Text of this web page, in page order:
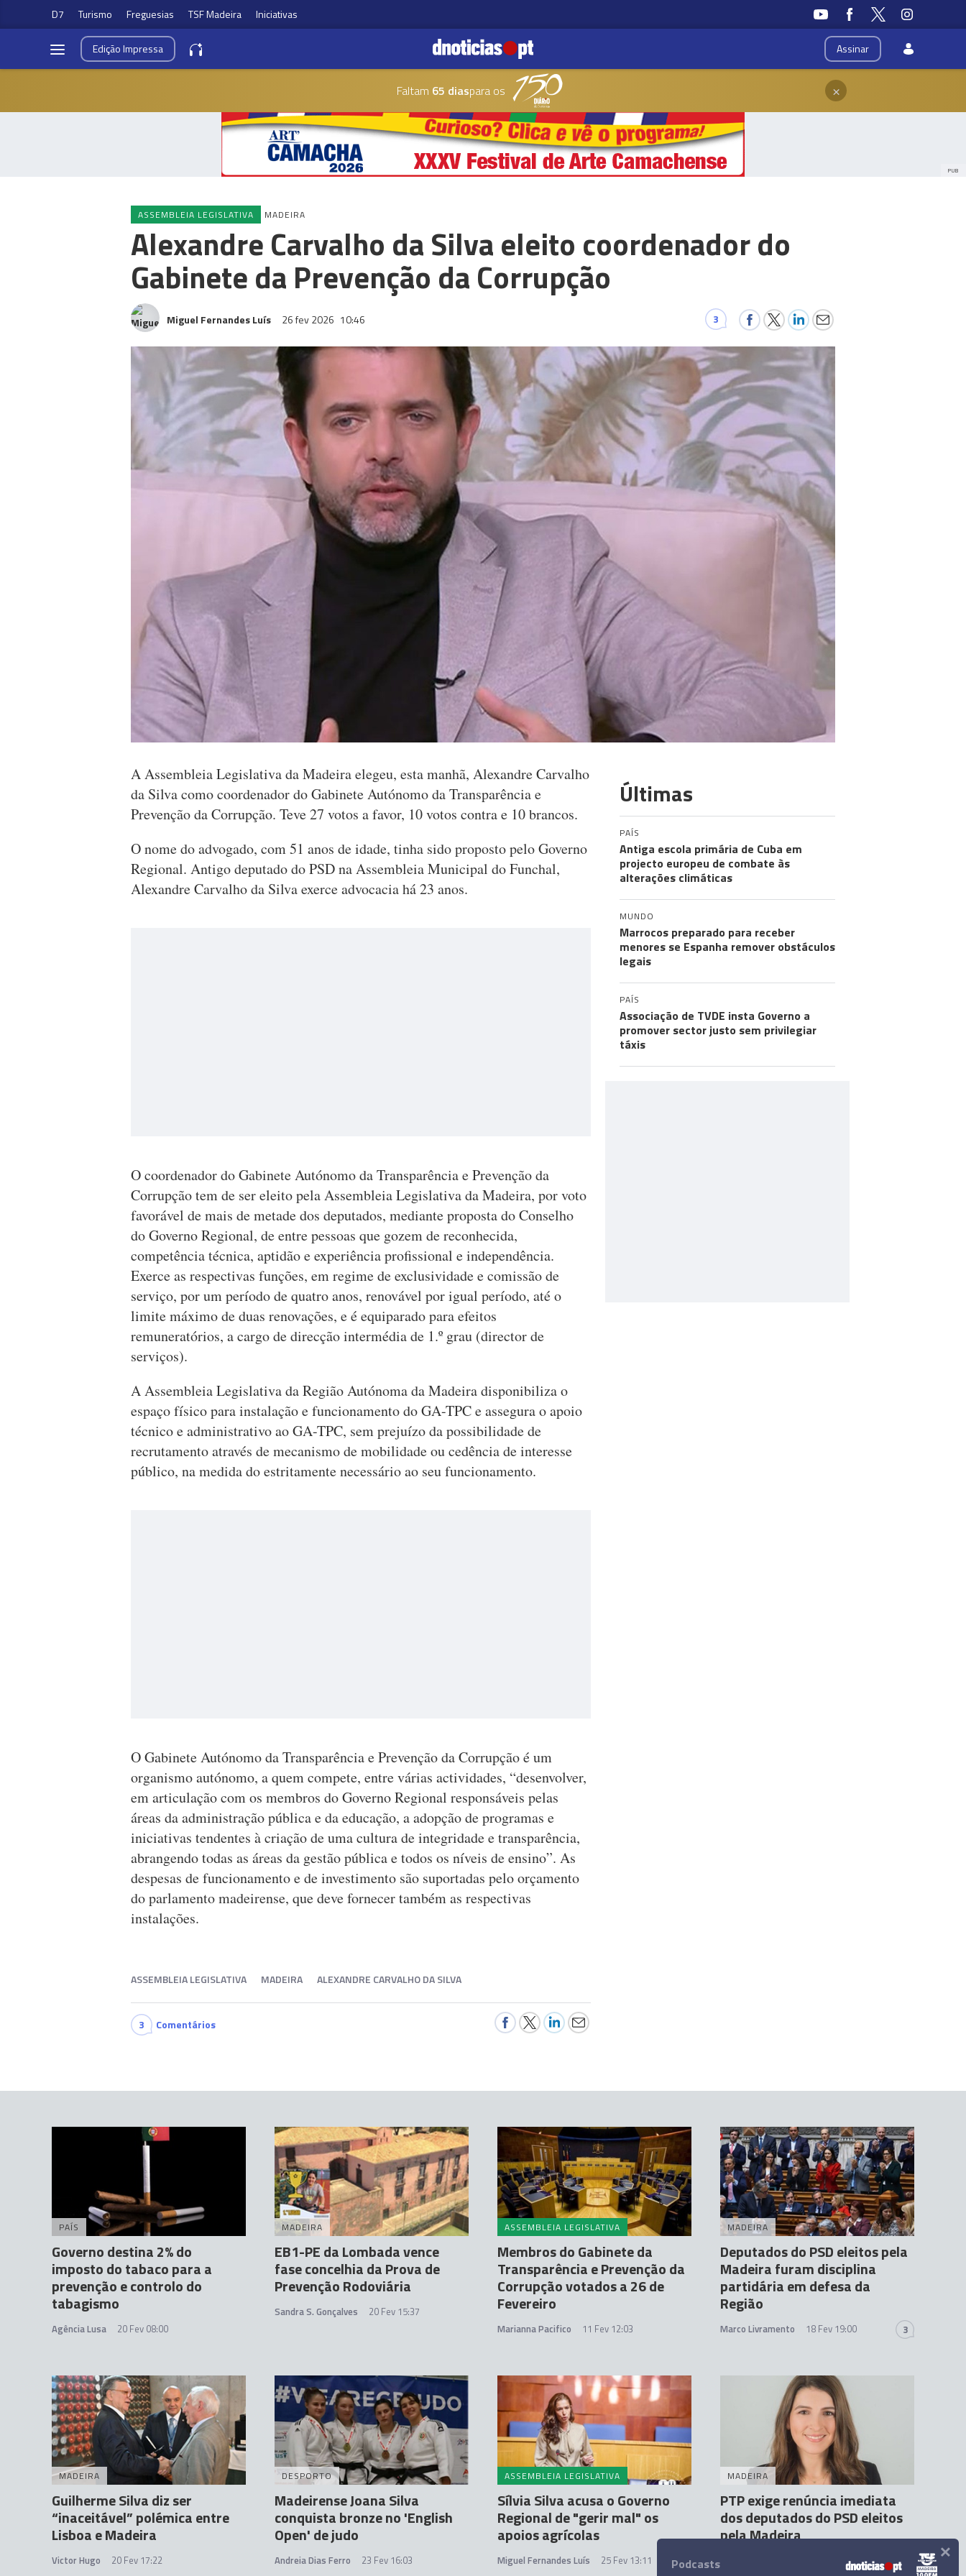
D7 Turismo Freguesias TSF Madeira Iniciativas
Assinar
EdiçãoImpressa
Faltam 65 diaspara os ×
PUB
ASSEMBLEIA LEGISLATIVA MADEIRA
Alexandre Carvalho da Silva eleito coordenador do
Gabinete da Prevenção da Corrupção
Miguel Fernandes Luís 26 fev 2026 10:46 3
A Assembleia Legislativa da Madeira elegeu, esta manhã, Alexandre Carvalho
da Silva como coordenador do Gabinete Autónomo da Transparência e
Prevenção da Corrupção. Teve 27 votos a favor, 10 votos contra e 10 brancos.
O nome do advogado, com 51 anos de idade, tinha sido proposto pelo Governo
Regional. Antigo deputado do PSD na Assembleia Municipal do Funchal,
Alexandre Carvalho da Silva exerce advocacia há 23 anos.
O coordenador do Gabinete Autónomo da Transparência e Prevenção da
Corrupção tem de ser eleito pela Assembleia Legislativa da Madeira, por voto
favorável de mais de metade dos deputados, mediante proposta do Conselho
do Governo Regional, de entre pessoas que gozem de reconhecida,
competência técnica, aptidão e experiência profissional e independência.
Exerce as respectivas funções, em regime de exclusividade e comissão de
serviço, por um período de quatro anos, renovável por igual período, até o
limite máximo de duas renovações, e é equiparado para efeitos
remuneratórios, a cargo de direcção intermédia de 1.º grau (director de
serviços).
A Assembleia Legislativa da Região Autónoma da Madeira disponibiliza o
espaço físico para instalação e funcionamento do GA-TPC e assegura o apoio
técnico e administrativo ao GA-TPC, sem prejuízo da possibilidade de
recrutamento através de mecanismo de mobilidade ou cedência de interesse
público, na medida do estritamente necessário ao seu funcionamento.
O Gabinete Autónomo da Transparência e Prevenção da Corrupção é um
organismo autónomo, a quem compete, entre várias actividades, “desenvolver,
em articulação com os membros do Governo Regional responsáveis pelas
áreas da administração pública e da educação, a adopção de programas e
iniciativas tendentes à criação de uma cultura de integridade e transparência,
abrangendo todas as áreas da gestão pública e todos os níveis de ensino”. As
despesas de funcionamento e de investimento são suportadas pelo orçamento
do parlamento madeirense, que deve fornecer também as respectivas
instalações.
ASSEMBLEIA LEGISLATIVA MADEIRA ALEXANDRE CARVALHO DA SILVA
3 Comentários
Últimas
PAÍS
Antiga escola primária de Cuba em
projecto europeu de combate às
alterações climáticas
MUNDO
Marrocos preparado para receber
menores se Espanha remover obstáculos
legais
PAÍS
Associação de TVDE insta Governo a
promover sector justo sem privilegiar
táxis
PAÍS
Governo destina 2% do
imposto do tabaco para a
prevenção e controlo do
tabagismo
Agência Lusa 20 Fev 08:00
MADEIRA
EB1-PE da Lombada vence
fase concelhia da Prova de
Prevenção Rodoviária
Sandra S. Gonçalves 20 Fev 15:37
ASSEMBLEIA LEGISLATIVA
Membros do Gabinete da
Transparência e Prevenção da
Corrupção votados a 26 de
Fevereiro
Marianna Pacifico 11 Fev 12:03
MADEIRA
Deputados do PSD eleitos pela
Madeira furam disciplina
partidária em defesa da
Região
Marco Livramento 18 Fev 19:00 3
MADEIRA
Guilherme Silva diz ser
“inaceitável” polémica entre
Lisboa e Madeira
Victor Hugo 20 Fev 17:22
DESPORTO
Madeirense Joana Silva
conquista bronze no 'English
Open' de judo
Andreia Dias Ferro 23 Fev 16:03
ASSEMBLEIA LEGISLATIVA
Sílvia Silva acusa o Governo
Regional de "gerir mal" os
apoios agrícolas
Miguel Fernandes Luís 25 Fev 13:11
MADEIRA
PTP exige renúncia imediata
dos deputados do PSD eleitos
pela Madeira
20 Fev 16:56
Podcasts ×